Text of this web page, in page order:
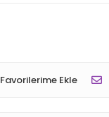
Favorilerime Ekle